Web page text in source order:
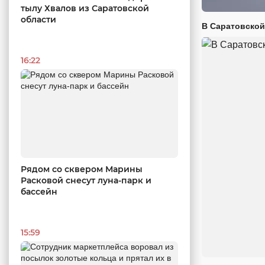
тылу Хвалов из Саратовской
области
16:22
Рядом со сквером Марины
Расковой снесут луна-парк и
бассейн
15:59
В